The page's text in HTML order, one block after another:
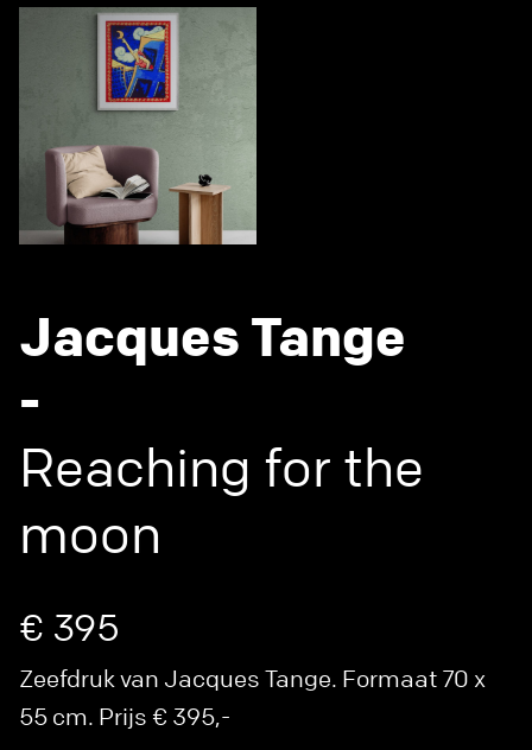
Jacques Tange
-
Reaching for the
moon
€ 395
Zeefdruk van Jacques Tange. Formaat 70 x
55 cm. Prijs € 395,-